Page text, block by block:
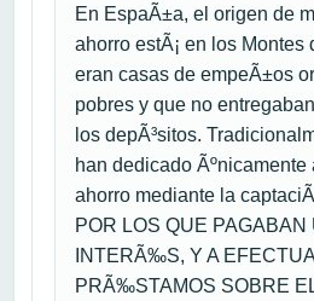
En EspaÃ±a, el origen de
ahorro estÃ¡ en los Montes
eran casas de empeÃ±os
pobres y que no
los depÃ³sitos.
han dedicado Ãºnicamente
ahorro mediante la
POR LOS QUE PAGABAN
INTERÃ‰S, Y A
PRÃ‰STAMOS SOBRE